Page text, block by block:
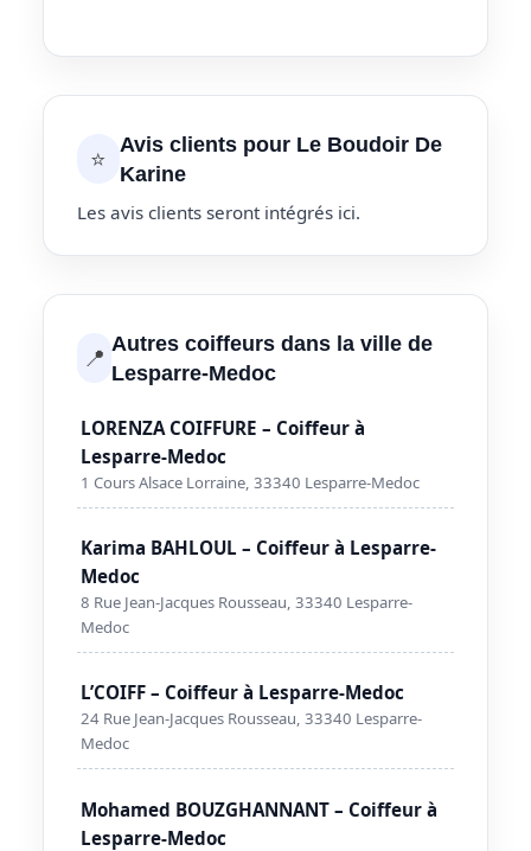
⭐
Avis clients pour Le Boudoir De
Karine
Les avis clients seront intégrés ici.
📍 Autres coiffeurs dans la ville de
Lesparre-Medoc
LORENZA COIFFURE – Coiffeur à
Lesparre-Medoc
1 Cours Alsace Lorraine, 33340 Lesparre-Medoc
Karima BAHLOUL – Coiffeur à Lesparre-
Medoc
8 Rue Jean-Jacques Rousseau, 33340 Lesparre-
Medoc
L’COIFF – Coiffeur à Lesparre-Medoc
24 Rue Jean-Jacques Rousseau, 33340 Lesparre-
Medoc
Mohamed BOUZGHANNANT – Coiffeur à
Lesparre-Medoc